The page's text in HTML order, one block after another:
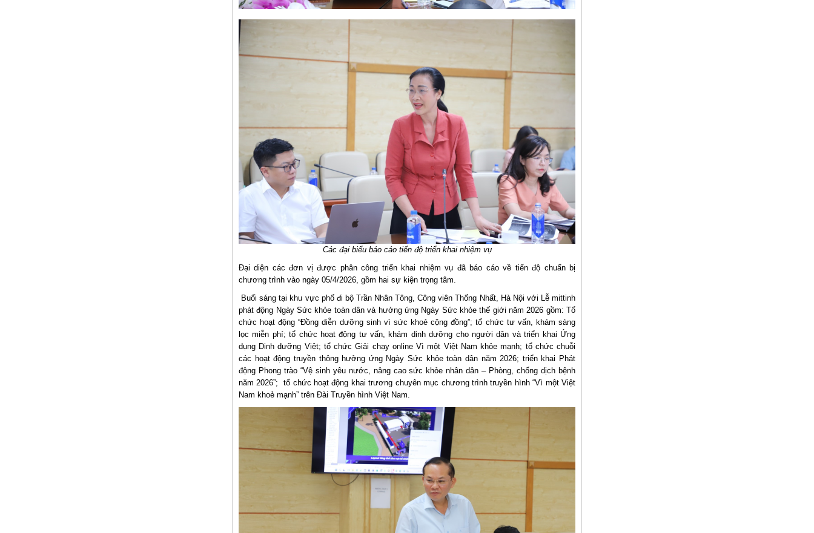
Các đại biểu báo cáo tiến độ triển khai nhiệm vụ
Đại diện các đơn vị được phân công triển khai nhiệm vụ đã báo cáo về tiến độ chuẩn bị
chương trình vào ngày 05/4/2026, gồm hai sự kiện trọng tâm.
Buổi sáng tại khu vực phố đi bộ Trần Nhân Tông, Công viên Thống Nhất, Hà Nội với Lễ mittinh
phát động Ngày Sức khỏe toàn dân và hưởng ứng Ngày Sức khỏe thế giới năm 2026 gồm: Tổ
chức hoạt động “Đồng diễn dưỡng sinh vì sức khoẻ cộng đồng”; tổ chức tư vấn, khám sàng
lọc miễn phí; tổ chức hoạt động tư vấn, khám dinh dưỡng cho người dân và triển khai Ứng
dụng Dinh dưỡng Việt; tổ chức Giải chạy online Vì một Việt Nam khỏe mạnh; tổ chức chuỗi
các hoạt động truyền thông hưởng ứng Ngày Sức khỏe toàn dân năm 2026; triển khai Phát
động Phong trào “Vệ sinh yêu nước, nâng cao sức khỏe nhân dân – Phòng, chống dịch bệnh
năm 2026”; tổ chức hoạt động khai trương chuyên mục chương trình truyền hình “Vì một Việt
Nam khoẻ mạnh” trên Đài Truyền hình Việt Nam.